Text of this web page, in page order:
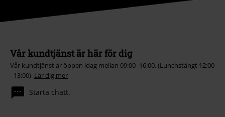
Vår kundtjänst är här för dig
Vår kundtjänst är öppen idag mellan 09:00 -16:00. (Lunchstängt 12:00
- 13:00). Lär dig mer
Starta chatt.